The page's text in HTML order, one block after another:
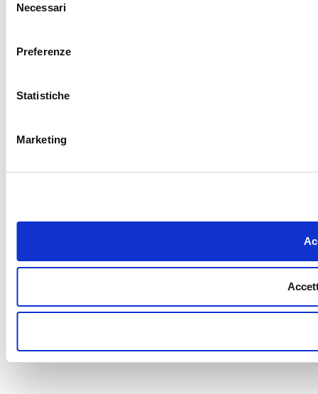
delNecessari
Preferenze
Statistiche
Marketing